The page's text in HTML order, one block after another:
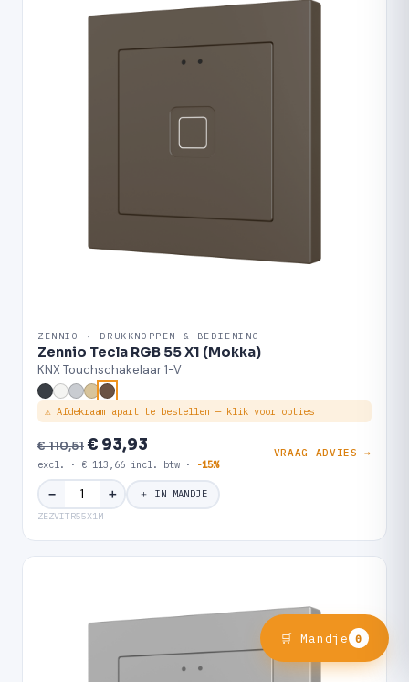
ZENNIO · DRUKKNOPPEN & BEDIENING
Zennio Tecla RGB 55 X1 (Mokka)
KNX Touchschakelaar 1-V
⚠ Afdekraam apart te bestellen — klik voor opties
€ 110,51€ 93,93
excl. · € 113,66 incl. btw · -15%
VRAAG ADVIES →
− ＋ ＋ IN MANDJE
ZEZVITR55X1M
🛒 Mandje 0